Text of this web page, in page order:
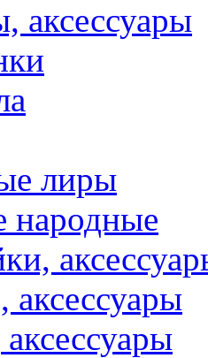
аксессуары
лиры
народные
аксессуары